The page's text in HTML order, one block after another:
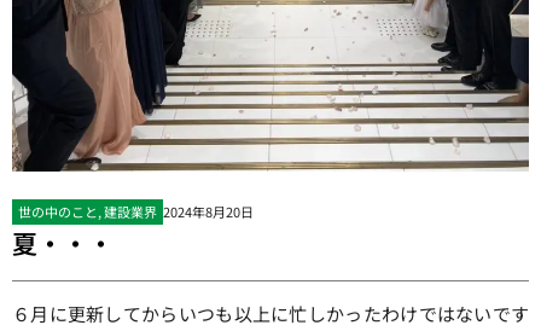
世の中のこと,建設業界 2024年8月20日
夏・・・
６月に更新してからいつも以上に忙しかったわけではないです